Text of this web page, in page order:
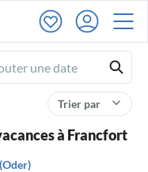
Trier par
à Francfort